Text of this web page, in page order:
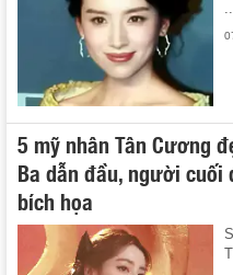
5 mỹ nhân Tân Cương
Ba dẫn đầu, người
bích họa